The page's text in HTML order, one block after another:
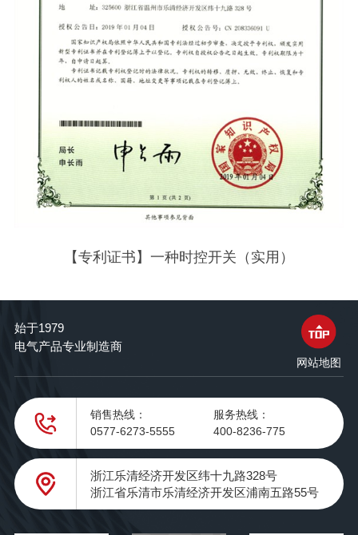
【专利证书】一种时控开关（实用）
始于1979
电气产品专业制造商
网站地图
销售热线：
0577-6273-5555
服务热线：
400-8236-775
浙江乐清经济开发区纬十九路328号
浙江省乐清市乐清经济开发区浦南五路55号